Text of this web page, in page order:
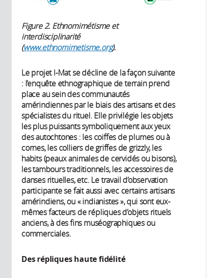
Figure 2. Ethnomimétisme et
interdisciplinarité
(www.ethnomimetisme.org).
Le projet I-Mat se décline de la façon suivante
: l’enquête ethnographique de terrain prend
place au sein des communautés
amérindiennes par le biais des artisans et des
spécialistes du rituel. Elle privilégie les objets
les plus puissants symboliquement aux yeux
des autochtones : les coiffes de plumes ou à
cornes, les colliers de griffes de grizzly, les
habits (peaux animales de cervidés ou bisons),
les tambours traditionnels, les accessoires de
danses rituelles, etc. Le travail d’observation
participante se fait aussi avec certains artisans
amérindiens, ou « indianistes », qui sont eux-
mêmes facteurs de répliques d’objets rituels
anciens, à des fins muséographiques ou
commerciales.
Des répliques haute fidélité